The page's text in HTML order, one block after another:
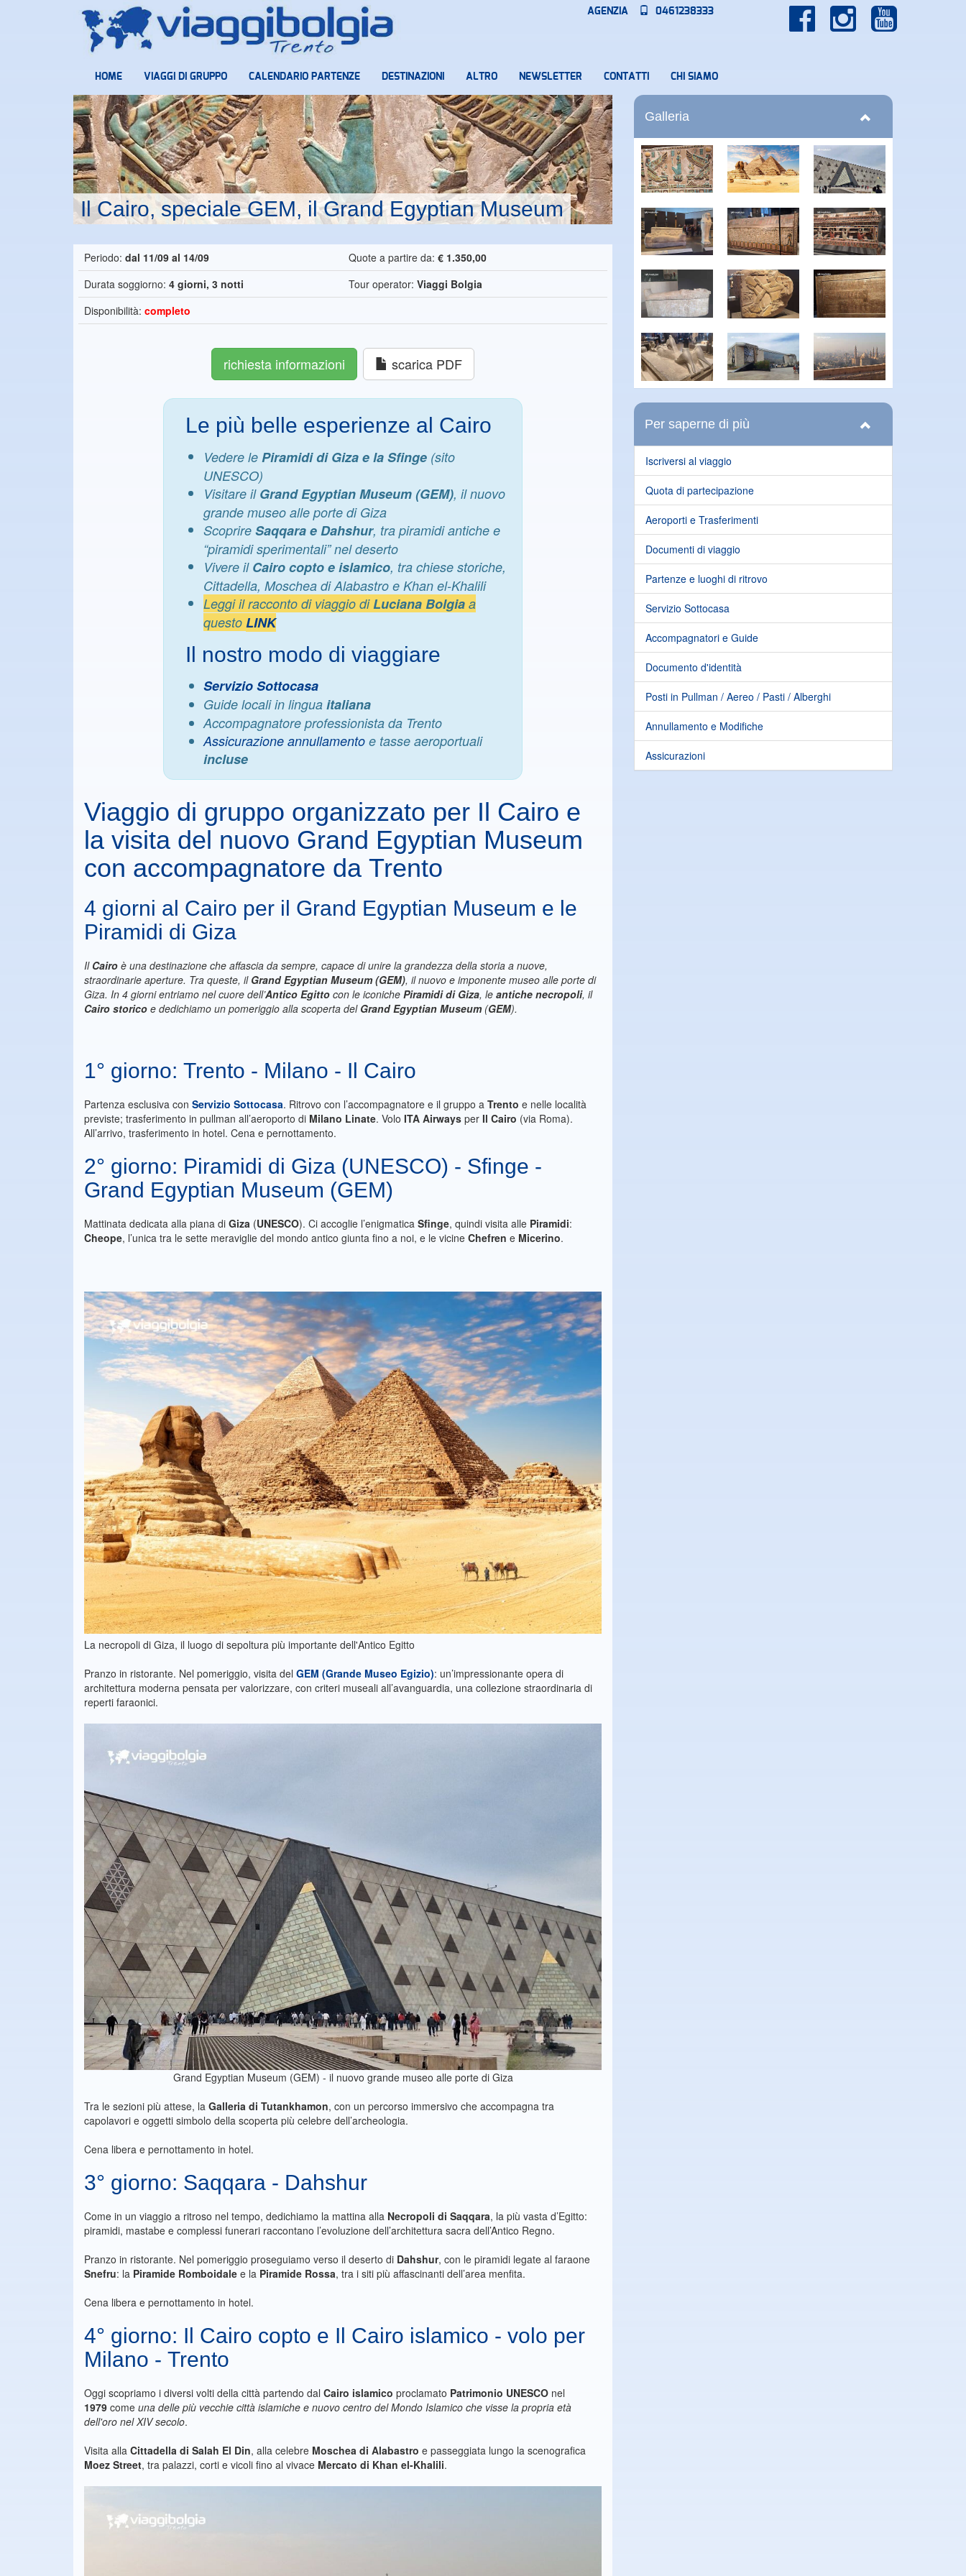
AGENZIA 0461238333
HOME VIAGGI DI GRUPPO CALENDARIO PARTENZE DESTINAZIONI ALTRO NEWSLETTER CONTATTI CHI SIAMO
Il Cairo, speciale GEM, il Grand Egyptian Museum
Periodo: dal 11/09 al 14/09 Quote a partire da: € 1.350,00
Durata soggiorno: 4 giorni, 3 notti Tour operator: Viaggi Bolgia
Disponibilità: completo
richiesta informazioni scarica PDF
Le più belle esperienze al Cairo
Vedere le Piramidi di Giza e la Sfinge (sito
UNESCO)
Visitare il Grand Egyptian Museum (GEM), il nuovo
grande museo alle porte di Giza
Scoprire Saqqara e Dahshur, tra piramidi antiche e
“piramidi sperimentali” nel deserto
Vivere il Cairo copto e islamico, tra chiese storiche,
Cittadella, Moschea di Alabastro e Khan el-Khalili
Leggi il racconto di viaggio diLuciana Bolgia a
questo LINK
Il nostro modo di viaggiare
Servizio Sottocasa
Guide locali in lingua italiana
Accompagnatore professionista da Trento
Assicurazione annullamento e tasse aeroportuali
incluse
Viaggio di gruppo organizzato per Il Cairo e
la visita del nuovo Grand Egyptian Museum
con accompagnatore da Trento
4 giorni al Cairo per il Grand Egyptian Museum e le
Piramidi di Giza
Il Cairo è una destinazione che affascia da sempre, capace di unire la grandezza della storia a nuove,
straordinarie aperture. Tra queste, il Grand Egyptian Museum (GEM), il nuovo e imponente museo alle porte di
Giza. In 4 giorni entriamo nel cuore dell’Antico Egitto con le iconiche Piramidi di Giza, le antiche necropoli, il
Cairo storico e dedichiamo un pomeriggio alla scoperta del Grand Egyptian Museum(GEM).
1° giorno: Trento - Milano - Il Cairo
Partenza esclusiva con Servizio Sottocasa. Ritrovo con l’accompagnatore e il gruppo a Trento e nelle località
previste; trasferimento in pullman all’aeroporto di Milano Linate. Volo ITA Airways per Il Cairo (via Roma).
All’arrivo, trasferimento in hotel. Cena e pernottamento.
2° giorno: Piramidi di Giza (UNESCO) - Sfinge -
Grand Egyptian Museum (GEM)
Mattinata dedicata alla piana di Giza (UNESCO). Ci accoglie l’enigmatica Sfinge, quindi visita alle Piramidi:
Cheope, l’unica tra le sette meraviglie del mondo antico giunta fino a noi, e le vicine Chefren e Micerino.
La necropoli di Giza, il luogo di sepoltura più importante dell'Antico Egitto
Pranzo in ristorante. Nel pomeriggio, visita del GEM (Grande Museo Egizio): un’impressionante opera di
architettura moderna pensata per valorizzare, con criteri museali all’avanguardia, una collezione straordinaria di
reperti faraonici.
Grand Egyptian Museum (GEM) - il nuovo grande museo alle porte di Giza
Tra le sezioni più attese, la Galleria di Tutankhamon, con un percorso immersivo che accompagna tra
capolavori e oggetti simbolo della scoperta più celebre dell’archeologia.
Cena libera e pernottamento in hotel.
3° giorno: Saqqara - Dahshur
Come in un viaggio a ritroso nel tempo, dedichiamo la mattina alla Necropoli di Saqqara, la più vasta d’Egitto:
piramidi, mastabe e complessi funerari raccontano l’evoluzione dell’architettura sacra dell’Antico Regno.
Pranzo in ristorante. Nel pomeriggio proseguiamo verso il deserto di Dahshur, con le piramidi legate al faraone
Snefru: la Piramide Romboidale e la Piramide Rossa, tra i siti più affascinanti dell’area menfita.
Cena libera e pernottamento in hotel.
4° giorno: Il Cairo copto e Il Cairo islamico - volo per
Milano - Trento
Oggi scopriamo i diversi volti della città partendo dal Cairo islamico proclamato Patrimonio UNESCO nel
1979 come una delle più vecchie città islamiche e nuovo centro del Mondo Islamico che visse la propria età
dell'oro nel XIV secolo.
Visita alla Cittadella di Salah El Din, alla celebre Moschea di Alabastro e passeggiata lungo la scenografica
Moez Street, tra palazzi, corti e vicoli fino al vivace Mercato di Khan el-Khalili.
Galleria
Per saperne di più
Iscriversi al viaggio
Quota di partecipazione
Aeroporti e Trasferimenti
Documenti di viaggio
Partenze e luoghi di ritrovo
Servizio Sottocasa
Accompagnatori e Guide
Documento d'identità
Posti in Pullman / Aereo / Pasti / Alberghi
Annullamento e Modifiche
Assicurazioni